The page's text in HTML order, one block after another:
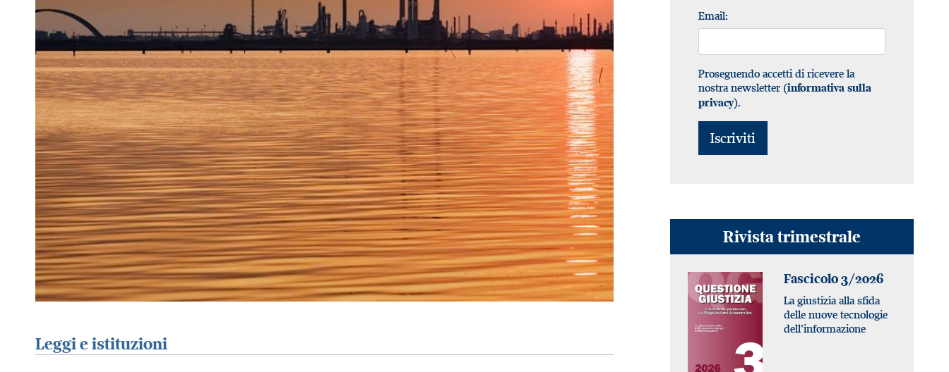
Leggi e istituzioni
Email:
Proseguendo accetti di ricevere la
nostra newsletter (informativa sulla
privacy).
Rivista trimestrale
Fascicolo 3/2026
La giustizia alla sfida
delle nuove tecnologie
dell’informazione